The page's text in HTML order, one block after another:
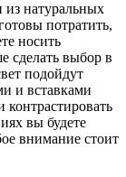
натуральных
потратить,
носить
сделать выбор в
подойдут
и вставками
вы будете
внимание стоит